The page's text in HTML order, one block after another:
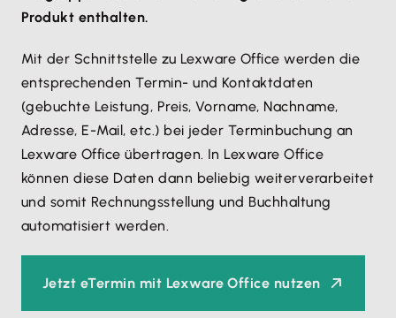
Produkt enthalten.
Mit der Schnittstelle zu Lexware Office werden die
entsprechenden Termin- und Kontaktdaten
(gebuchte Leistung, Preis, Vorname, Nachname,
Adresse, E-Mail, etc.) bei jeder Terminbuchung an
Lexware Office übertragen. In Lexware Office
können diese Daten dann beliebig weiterverarbeitet
und somit Rechnungsstellung und Buchhaltung
automatisiert werden.
Jetzt eTermin mit Lexware Office nutzen